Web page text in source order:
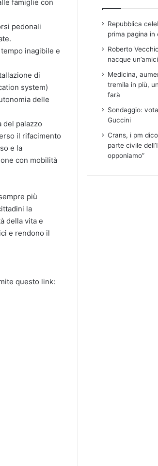
famiglie con
pedonali
inagibile e
di
system)
delle
palazzo
il rifacimento
e la
con mobilità
più
la
della vita e
e rendono il
questo link:
Repubblica
prima pagina in
Roberto
nacque
Medicina,
tremila in più,
farà
Sondaggio:
Guccini
Crans, i pm
parte civile
opponiamo”